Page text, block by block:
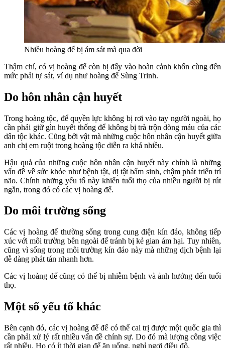
Nhiều hoàng đế bị ám sát mà qua đời
Thậm chí, có vị hoàng đế còn bị đẩy vào hoàn cảnh khốn cùng đến
mức phải tự sát, ví dụ như hoàng đế Sùng Trinh.
Do hôn nhân cận huyết
Trong hoàng tộc, để quyền lực không bị rơi vào tay người ngoài, họ
cần phải giữ gìn huyết thống để không bị trà trộn dòng máu của các
dân tộc khác. Cũng bởi vật mà những cuộc hôn nhân cận huyết giữa
anh chị em ruột trong hoàng tộc diễn ra khá nhiều.
Hậu quả của những cuộc hôn nhân cận huyết này chính là những
vấn đề về sức khỏe như bệnh tật, dị tật bẩm sinh, chậm phát triển trí
não. Chính những yếu tố này khiến tuổi thọ của nhiều người bị rút
ngắn, trong đó có các vị hoàng đế.
Do môi trường sống
Các vị hoàng đế thường sống trong cung điện kín đáo, không tiếp
xúc với môi trường bên ngoài để tránh bị kẻ gian ám hại. Tuy nhiên,
cũng vì sống trong môi trường kín đáo này mà những dịch bệnh lại
dễ dàng phát tán nhanh hơn.
Các vị hoàng đế cũng có thể bị nhiễm bệnh và ảnh hưởng đến tuổi
thọ.
Một số yếu tố khác
Bên cạnh đó, các vị hoàng đế để có thể cai trị được một quốc gia thì
cần phải xử lý rất nhiều vấn đề chính sự. Do đó mà lượng công việc
rất nhiều. Họ có ít thời gian để ăn uống, nghỉ ngơi điều độ.